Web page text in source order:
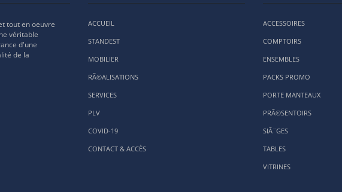
tout en oeuvre
véritable
d'une
de la
ACCUEIL
STANDEST
MOBILIER
RÃ©ALISATIONS
SERVICES
PLV
COVID-19
CONTACT & ACCÈS
ACCESSOIRES
COMPTOIRS
ENSEMBLES
PACKS PROMO
PORTE MANTEAUX
PRÃ©SENTOIRS
SIÃ¨GES
TABLES
VITRINES